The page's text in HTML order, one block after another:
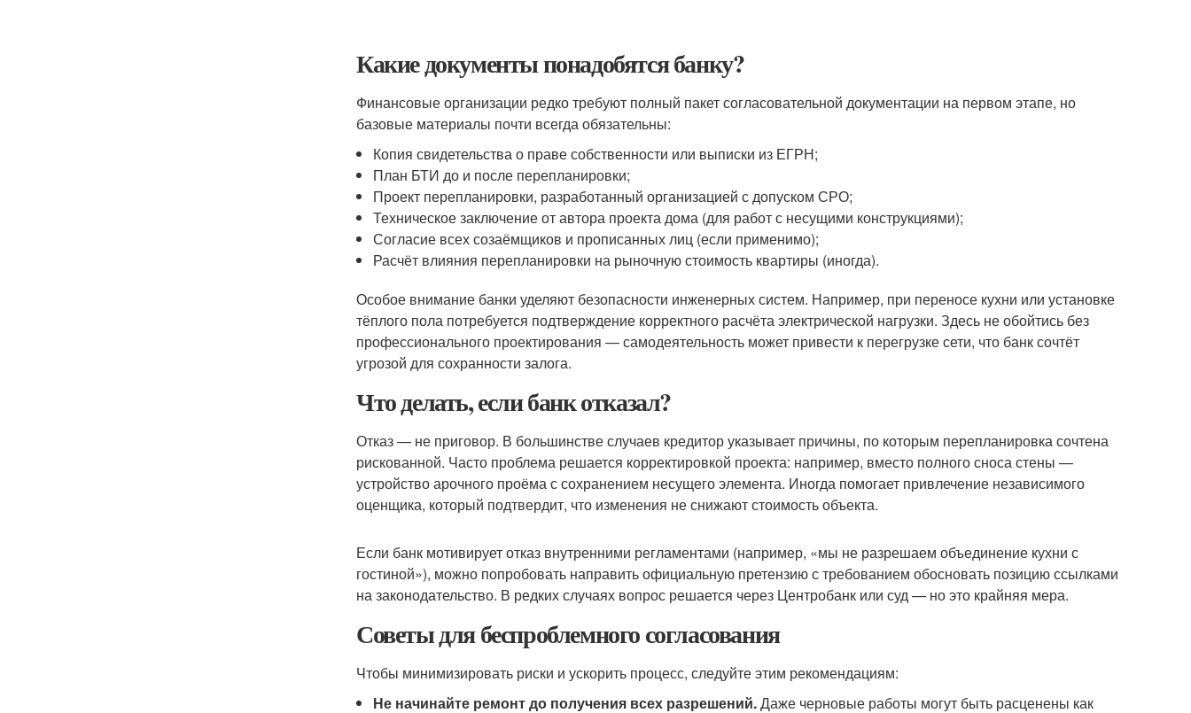
Какие документы понадобятся банку?
Финансовые организации редко требуют полный пакет согласовательной документации на первом этапе, но
базовые материалы почти всегда обязательны:
Копия свидетельства о праве собственности или выписки из ЕГРН;
План БТИ до и после перепланировки;
Проект перепланировки, разработанный организацией с допуском СРО;
Техническое заключение от автора проекта дома (для работ с несущими конструкциями);
Согласие всех созаёмщиков и прописанных лиц (если применимо);
Расчёт влияния перепланировки на рыночную стоимость квартиры (иногда).
Особое внимание банки уделяют безопасности инженерных систем. Например, при переносе кухни или установке
тёплого пола потребуется подтверждение корректного расчёта электрической нагрузки. Здесь не обойтись без
профессионального проектирования — самодеятельность может привести к перегрузке сети, что банк сочтёт
угрозой для сохранности залога.
Что делать, если банк отказал?
Отказ — не приговор. В большинстве случаев кредитор указывает причины, по которым перепланировка сочтена
рискованной. Часто проблема решается корректировкой проекта: например, вместо полного сноса стены —
устройство арочного проёма с сохранением несущего элемента. Иногда помогает привлечение независимого
оценщика, который подтвердит, что изменения не снижают стоимость объекта.
Если банк мотивирует отказ внутренними регламентами (например, «мы не разрешаем объединение кухни с
гостиной»), можно попробовать направить официальную претензию с требованием обосновать позицию ссылками
на законодательство. В редких случаях вопрос решается через Центробанк или суд — но это крайняя мера.
Советы для беспроблемного согласования
Чтобы минимизировать риски и ускорить процесс, следуйте этим рекомендациям:
Не начинайте ремонт до получения всех разрешений.Даже черновые работы могут быть расценены как